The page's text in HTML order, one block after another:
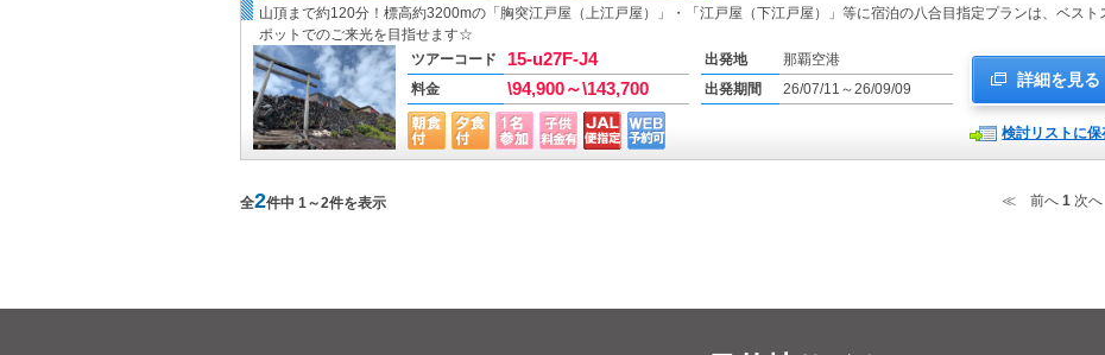
山頂まで約120分！標高約3200mの「胸突江戸屋（上江戸屋）」・「江戸屋（下江戸屋）」等に宿泊の八合目指定プランは、ベスト
ポットでのご来光を目指せます☆
ツアーコード
15-u27F-J4 出発地
那覇空港
料金
\94,900～\143,700 出発期間 26/07/11～26/09/09 詳細を見る
検討リストに保
全2件中 1～2件を表示 ≪ 前へ 1 次